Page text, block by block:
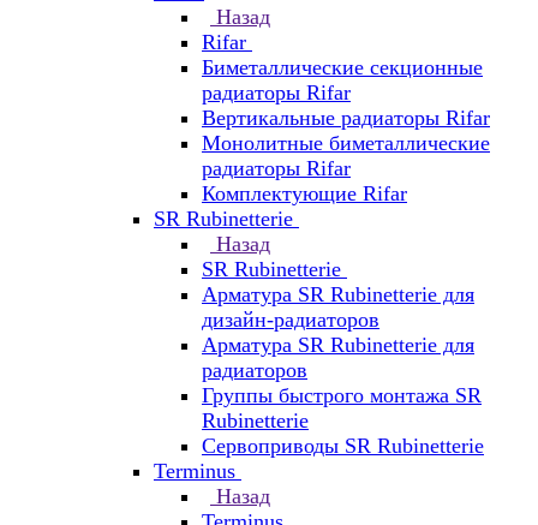
Назад
Rifar
Биметаллические секционные
радиаторы Rifar
Вертикальные радиаторы Rifar
Монолитные биметаллические
радиаторы Rifar
Комплектующие Rifar
SR Rubinetterie
Назад
SR Rubinetterie
Арматура SR Rubinetterie для
дизайн-радиаторов
Арматура SR Rubinetterie для
радиаторов
Группы быстрого монтажа SR
Rubinetterie
Сервоприводы SR Rubinetterie
Terminus
Назад